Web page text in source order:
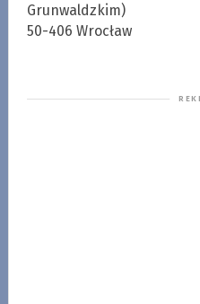
Grunwaldzkim)
50-406 Wrocław